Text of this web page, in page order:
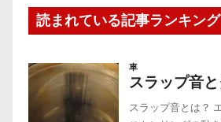
読まれている記事ランキング